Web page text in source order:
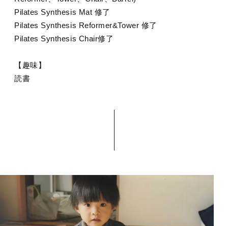
Pilates Synthesis Mat 修了
Pilates Synthesis Reformer&Tower 修了
Pilates Synthesis Chair修了
【趣味】
読書